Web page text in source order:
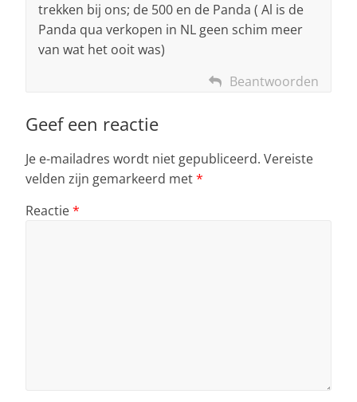
trekken bij ons; de 500 en de Panda ( Al is de
Panda qua verkopen in NL geen schim meer
van wat het ooit was)
Beantwoorden
Geef een reactie
Je e-mailadres wordt niet gepubliceerd. Vereiste
velden zijn gemarkeerd met*
Reactie*